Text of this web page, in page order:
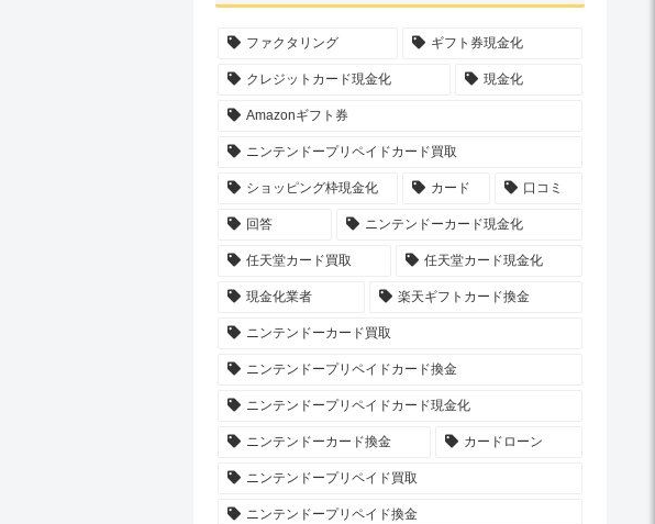
ファクタリング ギフト券現金化
クレジットカード現金化 現金化
Amazonギフト券
ニンテンドープリペイドカード買取
ショッピング枠現金化 カード 口コミ
回答 ニンテンドーカード現金化
任天堂カード買取 任天堂カード現金化
現金化業者 楽天ギフトカード換金
ニンテンドーカード買取
ニンテンドープリペイドカード換金
ニンテンドープリペイドカード現金化
ニンテンドーカード換金 カードローン
ニンテンドープリペイド買取
ニンテンドープリペイド換金